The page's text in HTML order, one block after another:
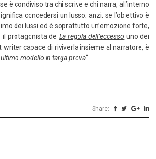
è condiviso tra chi scrive e chi narra, all’interno
concedersi un lusso, anzi, se l’obiettivo è
dei lussi ed è soprattutto un’emozione forte,
il protagonista de La regola dell’eccesso uno dei
capace di riviverla insieme al narratore, è
modello in targa prova“.
Share: